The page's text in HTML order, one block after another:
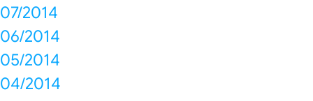
07/2014
06/2014
05/2014
04/2014